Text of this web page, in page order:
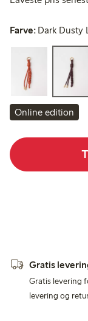
Farve: Dark Dusty
Online edition
Gratis
Gratis levering
levering og